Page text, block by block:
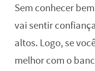
Sem conhecer
vai sentir
altos. Logo, se
melhor com o